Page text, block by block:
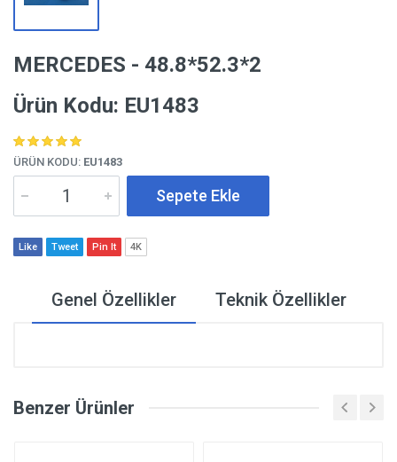
MERCEDES - 48.8*52.3*2
Ürün Kodu: EU1483
ÜRÜN KODU: EU1483
Sepete Ekle
Like Tweet Pin It 4K
Genel Özellikler Teknik Özellikler
Benzer Ürünler